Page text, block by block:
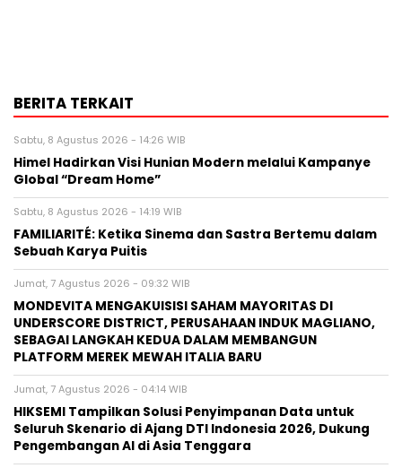
BERITA TERKAIT
Sabtu, 8 Agustus 2026 - 14:26 WIB
Himel Hadirkan Visi Hunian Modern melalui Kampanye
Global “Dream Home”
Sabtu, 8 Agustus 2026 - 14:19 WIB
FAMILIARITÉ: Ketika Sinema dan Sastra Bertemu dalam
Sebuah Karya Puitis
Jumat, 7 Agustus 2026 - 09:32 WIB
MONDEVITA MENGAKUISISI SAHAM MAYORITAS DI
UNDERSCORE DISTRICT, PERUSAHAAN INDUK MAGLIANO,
SEBAGAI LANGKAH KEDUA DALAM MEMBANGUN
PLATFORM MEREK MEWAH ITALIA BARU
Jumat, 7 Agustus 2026 - 04:14 WIB
HIKSEMI Tampilkan Solusi Penyimpanan Data untuk
Seluruh Skenario di Ajang DTI Indonesia 2026, Dukung
Pengembangan AI di Asia Tenggara